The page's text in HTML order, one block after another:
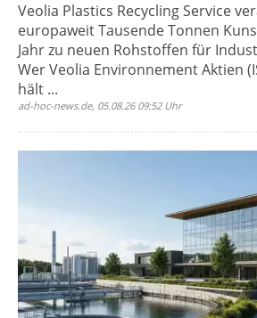
Veolia Plastics Recycling Service
europaweit Tausende Tonnen
Jahr zu neuen Rohstoffen für
Wer Veolia Environnement Aktien
hält ...
ad-hoc-news.de, 05.08.26 09:52 Uhr